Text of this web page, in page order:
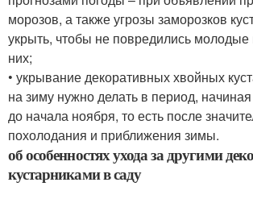
морозов, а также угрозы заморозков
укрыть, чтобы не повредились
них;
• укрывание декоративных хвойных
на зиму нужно делать в период,
до начала ноября, то есть после
похолодания и приближения зимы.
об особенностях ухода за другими
кустарниками в саду